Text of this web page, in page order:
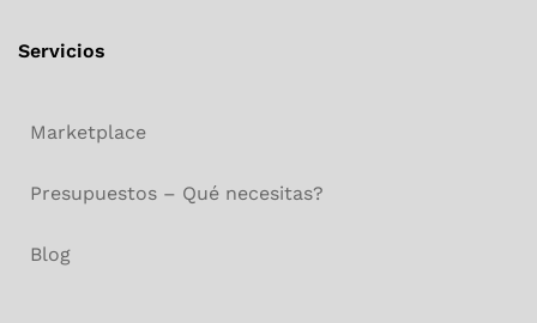
Servicios
Marketplace
Presupuestos – Qué necesitas?
Blog